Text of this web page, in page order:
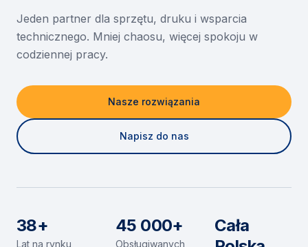
O nas
Kontakt
Jeden partner dla sprzętu, druku i wsparcia
technicznego. Mniej chaosu, więcej spokoju w
codziennej pracy.
Nasze rozwiązania
Napisz do nas
38+
Lat na rynku
45 000+
Obsługiwanych
Cała